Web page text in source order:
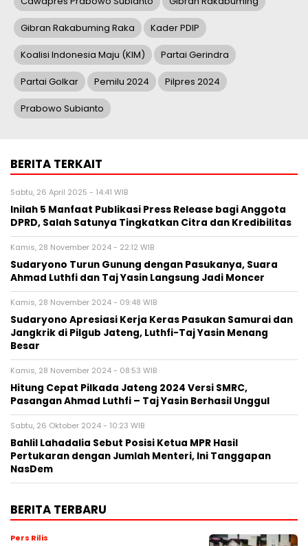
Gibran Rakabuming Raka Kader PDIP
Koalisi Indonesia Maju (KIM) Partai Gerindra
Partai Golkar Pemilu 2024 Pilpres 2024
Prabowo Subianto
BERITA TERKAIT
Sabtu, 26 April 2025 - 14:41 WIB
Inilah 5 Manfaat Publikasi Press Release bagi Anggota
DPRD, Salah Satunya Tingkatkan Citra dan Kredibilitas
Kamis, 28 November 2024 - 22:12 WIB
Sudaryono Turun Gunung dengan Pasukanya, Suara
Ahmad Luthfi dan Taj Yasin Langsung Jadi Moncer
Kamis, 28 November 2024 - 09:48 WIB
Sudaryono Apresiasi Kerja Keras Pasukan Samurai dan
Jangkrik di Pilgub Jateng, Luthfi-Taj Yasin Menang
Besar
Kamis, 28 November 2024 - 08:53 WIB
Hitung Cepat Pilkada Jateng 2024 Versi SMRC,
Pasangan Ahmad Luthfi – Taj Yasin Berhasil Unggul
Sabtu, 26 Oktober 2024 - 10:23 WIB
Bahlil Lahadalia Sebut Posisi Ketua MPR Hasil
Pertukaran dengan Jumlah Menteri, Ini Tanggapan
NasDem
BERITA TERBARU
Pers Rilis